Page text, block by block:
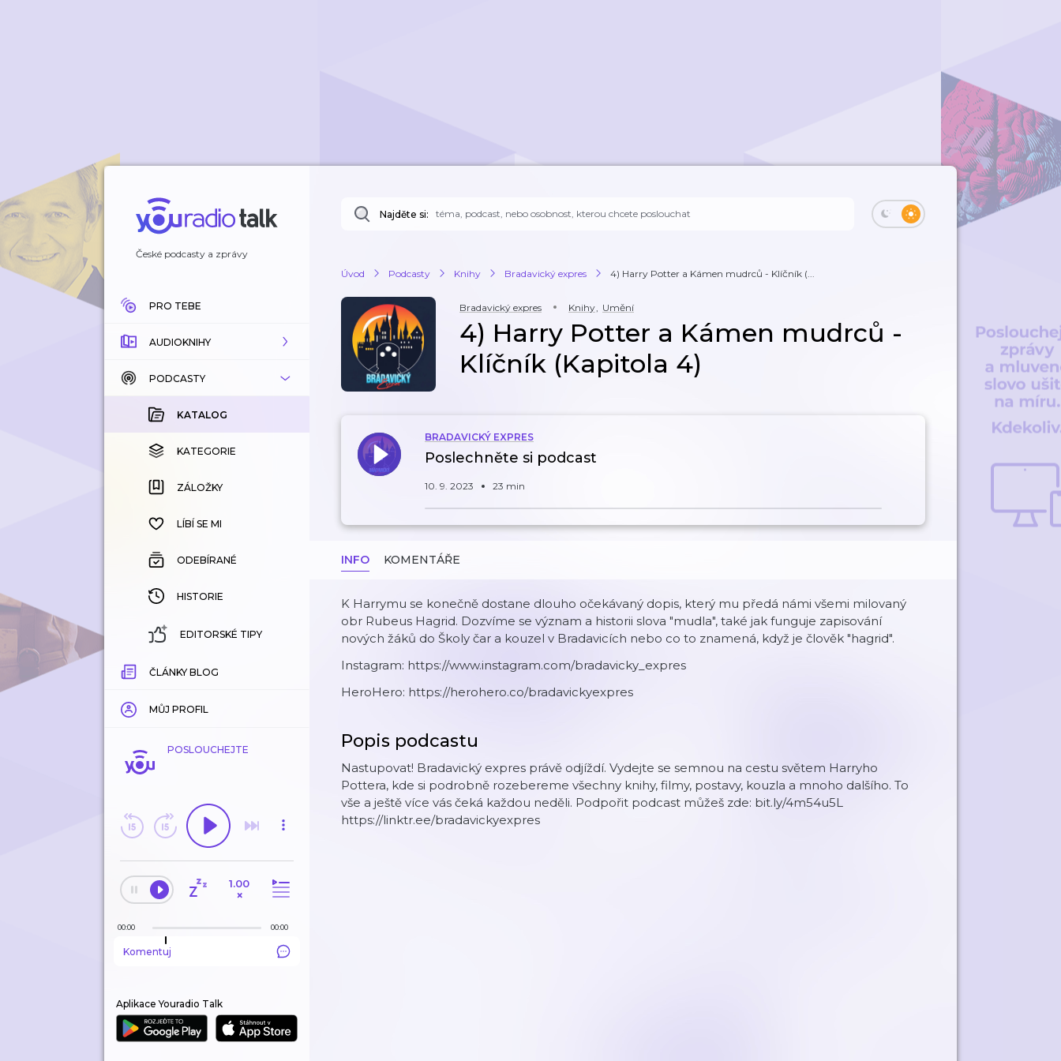
České podcasty a zprávy
PRO TEBE
AUDIOKNIHY
KATALOG
KOUPENÉ
KATEGORIE
ZÁLOŽKY
HISTORIE
PODCASTY
KATALOG
KATEGORIE
ZÁLOŽKY
LÍBÍ SE MI
ODEBÍRANÉ
HISTORIE
EDITORSKÉ TIPY
ČLÁNKY BLOG
MŮJ PROFIL
POSLOUCHEJTE
1.00
×
00:00 00:00
Komentuj
Aplikace Youradio Talk
Najděte si:
Úvod Podcasty Knihy Bradavický expres 4) Harry Potter a Kámen mudrců - Klíčník (...
Bradavický expres Knihy, Umění
4) Harry Potter a Kámen mudrců -
Klíčník (Kapitola 4)
BRADAVICKÝ EXPRES
Poslechněte si podcast
10. 9. 2023 23 min
INFO KOMENTÁŘE
K Harrymu se konečně dostane dlouho očekávaný dopis, který mu předá námi všemi milovaný
obr Rubeus Hagrid. Dozvíme se význam a historii slova "mudla", také jak funguje zapisování
nových žáků do Školy čar a kouzel v Bradavicích nebo co to znamená, když je člověk "hagrid".
Instagram: https://www.instagram.com/bradavicky_expres
HeroHero: https://herohero.co/bradavickyexpres
Popis podcastu
Nastupovat! Bradavický expres právě odjíždí. Vydejte se semnou na cestu světem Harryho
Pottera, kde si podrobně rozebereme všechny knihy, filmy, postavy, kouzla a mnoho dalšího. To
vše a ještě více vás čeká každou neděli. Podpořit podcast můžeš zde: bit.ly/4m54u5L
https://linktr.ee/bradavickyexpres